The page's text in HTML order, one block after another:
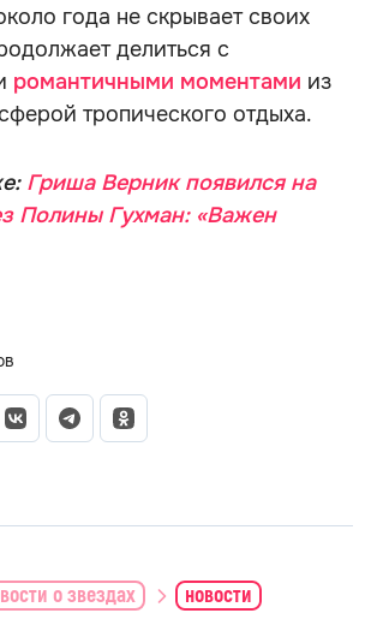
года не скрывает своих
делиться с
романтичными моментами из
тропического отдыха.
Гриша Верник появился на
Полины Гухман: «Важен
о звездах новости